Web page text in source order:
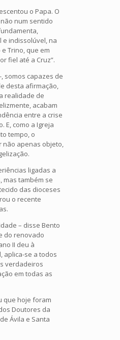
o Papa. O
num sentido
indissolúvel, na
Trino, que em
fiel até a Cruz”.
, somos capazes de
desta afirmação,
realidade de
acabam
entre a crise
E, como a Igreja
tempo, o
não apenas objeto,
ligadas a
mas também se
das dioceses
o recente
– disse Bento
do renovado
II deu à
aplica-se a todos
verdadeiros
em todas as
que hoje foram
Doutores da
Ávila e Santa